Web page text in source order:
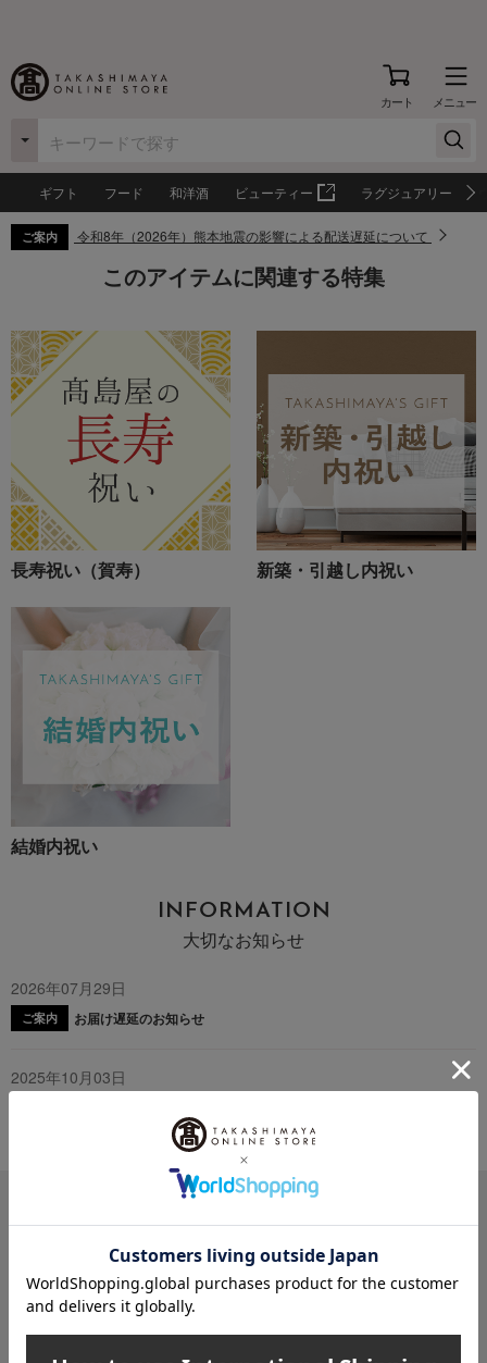
カート メニュー
ギフト フード 和洋酒 ビューティー ラグジュアリー
ご案内 令和8年（2026年）熊本地震の影響による配送遅延について
このアイテムに関連する特集
長寿祝い（賀寿） 新築・引越し内祝い
結婚内祝い
INFORMATION
大切なお知らせ
2026年07月29日
ご案内 お届け遅延のお知らせ
2025年10月03日
メールマガジン
送料無料クーポンやキャンペーン、新着・SALE・おすすめ商品な
ど、「高島屋オンラインストア」のお得＆うれしい情報をお届けい
たします。